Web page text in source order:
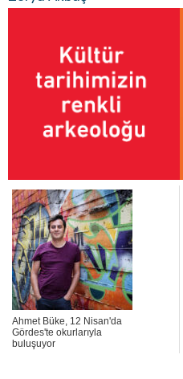
Ahmet Büke, 12 Nisan'da
Gördes'te okurlarıyla
buluşuyor